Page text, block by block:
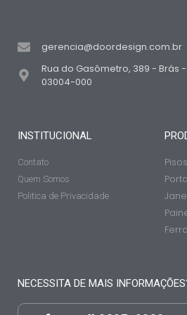
gerencia@doordesign.com.br
Rua do Gasômetro, 389 - Brás
03004-000
INSTITUCIONAL
Contato
Quem Somos
Politica de Privacidade
NECESSITA DE MAIS